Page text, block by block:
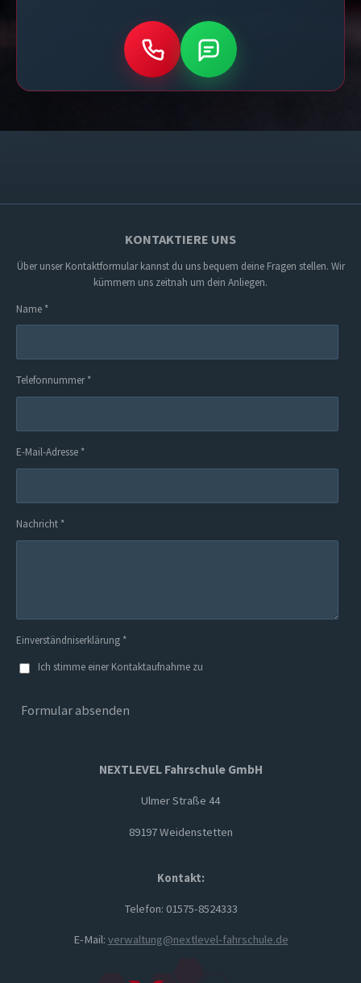
KONTAKTIERE UNS
Über unser Kontaktformular kannst du uns bequem deine Fragen stellen. Wir
kümmern uns zeitnah um dein Anliegen.
Name *
Telefonnummer *
E-Mail-Adresse *
Nachricht *
Einverständniserklärung *
Ich stimme einer Kontaktaufnahme zu
Formular absenden
NEXTLEVEL Fahrschule GmbH
Ulmer Straße 44
89197 Weidenstetten
Kontakt:
Telefon: 01575-8524333
E-Mail: verwaltung@nextlevel-fahrschule.de